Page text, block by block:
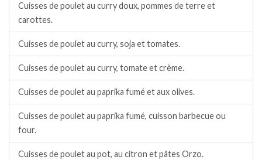
Cuisses de poulet au curry doux, pommes de terre et
carottes.
Cuisses de poulet au curry, soja et tomates.
Cuisses de poulet au curry, tomate et crème.
Cuisses de poulet au paprika fumé et aux olives.
Cuisses de poulet au paprika fumé, cuisson barbecue ou
four.
Cuisses de poulet au pot, au citron et pâtes Orzo.